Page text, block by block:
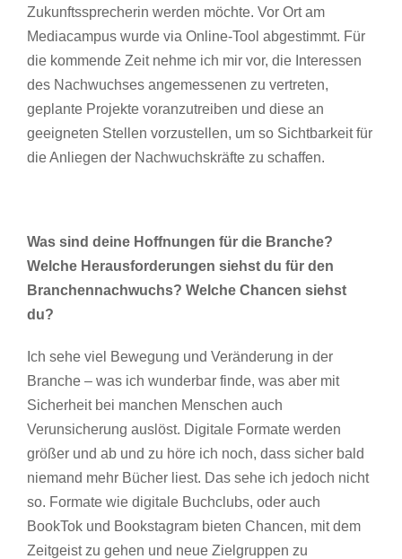
Zukunftssprecherin werden möchte. Vor Ort am
Mediacampus wurde via Online-Tool abgestimmt. Für
die kommende Zeit nehme ich mir vor, die Interessen
des Nachwuchses angemessenen zu vertreten,
geplante Projekte voranzutreiben und diese an
geeigneten Stellen vorzustellen, um so Sichtbarkeit für
die Anliegen der Nachwuchskräfte zu schaffen.
Was sind deine Hoffnungen für die Branche?
Welche Herausforderungen siehst du für den
Branchennachwuchs? Welche Chancen siehst
du?
Ich sehe viel Bewegung und Veränderung in der
Branche – was ich wunderbar finde, was aber mit
Sicherheit bei manchen Menschen auch
Verunsicherung auslöst. Digitale Formate werden
größer und ab und zu höre ich noch, dass sicher bald
niemand mehr Bücher liest. Das sehe ich jedoch nicht
so. Formate wie digitale Buchclubs, oder auch
BookTok und Bookstagram bieten Chancen, mit dem
Zeitgeist zu gehen und neue Zielgruppen zu